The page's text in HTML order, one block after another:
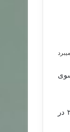
وزارت اوقاف کویت اعلام کرد که ۲۵۰ هزار نسخه از قرآن کریم با ترجمه های مختلف را در طول جام جهانی ۲۰۱۴ در